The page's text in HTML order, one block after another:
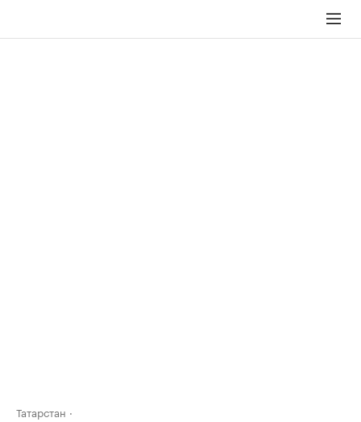
Татарстан